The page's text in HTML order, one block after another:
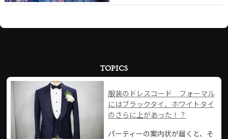
TOPICS
服装のドレスコード フォーマル
にはブラックタイ、ホワイトタイ
のさらに上があった！？
パーティーの案内状が届くと、そ